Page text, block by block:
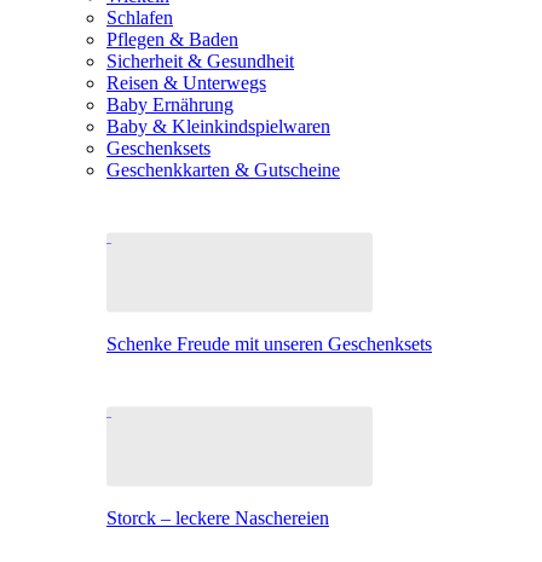
Schlafen
Pflegen & Baden
Sicherheit & Gesundheit
Reisen & Unterwegs
Baby Ernährung
Baby & Kleinkindspielwaren
Geschenksets
Geschenkkarten & Gutscheine
Schenke Freude mit unseren Geschenksets
Storck – leckere Naschereien